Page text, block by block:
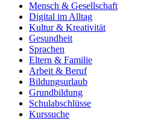
Mensch & Gesellschaft
Digital im Alltag
Kultur & Kreativität
Gesundheit
Sprachen
Eltern & Familie
Arbeit & Beruf
Bildungsurlaub
Grundbildung
Schulabschlüsse
Kurssuche